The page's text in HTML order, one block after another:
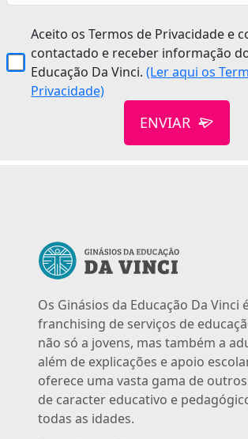
Aceito os Termos de Privacidade e
contactado e receber informação
Educação Da Vinci.(Ler aqui os
Privacidade)
ENVIAR
Os Ginásios da Educação Da Vinci
franchising de serviços de
não só a jovens, mas também a
além de explicações e apoio
oferece uma vasta gama de
de caracter educativo e
todas as idades.